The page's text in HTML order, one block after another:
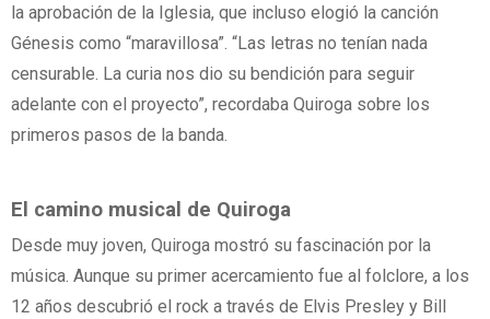
la aprobación de la Iglesia, que incluso elogió la canción
Génesis como “maravillosa”. “Las letras no tenían nada
censurable. La curia nos dio su bendición para seguir
adelante con el proyecto”, recordaba Quiroga sobre los
primeros pasos de la banda.
El camino musical de Quiroga
Desde muy joven, Quiroga mostró su fascinación por la
música. Aunque su primer acercamiento fue al folclore, a los
12 años descubrió el rock a través de Elvis Presley y Bill